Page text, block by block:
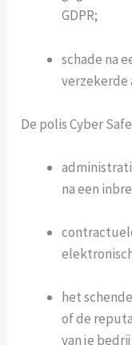
GDPR;
schade na
verzekerde
De polis Cyber
na een
het
of de
van je